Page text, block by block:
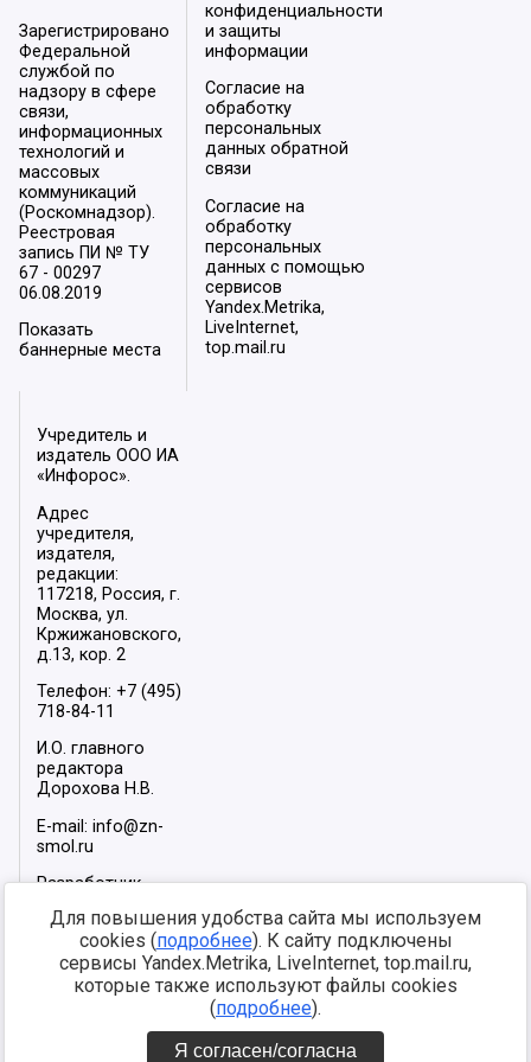
Зарегистрировано
Федеральной
службой по
надзору в сфере
связи,
информационных
технологий и
массовых
коммуникаций
(Роскомнадзор).
Реестровая
запись ПИ № ТУ
67 - 00297
06.08.2019
Показать
баннерные места
конфиденциальности
и защиты
информации
Согласие на
обработку
персональных
данных обратной
связи
Согласие на
обработку
персональных
данных с помощью
сервисов
Yandex.Metrika,
LiveInternet,
top.mail.ru
Учредитель и
издатель ООО ИА
«Инфорос».
Адрес
учредителя,
издателя,
редакции:
117218, Россия, г.
Москва, ул.
Кржижановского,
д.13, кор. 2
Телефон: +7 (495)
718-84-11
И.О. главного
редактора
Дорохова Н.В.
E-mail: info@zn-
smol.ru
Разработчик
2026
Мы в социальных
сетях:
Для повышения удобства сайта мы используем
cookies (подробнее). К сайту подключены
сервисы Yandex.Metrika, LiveInternet, top.mail.ru,
которые также используют файлы cookies
(подробнее).
Я согласен/согласна